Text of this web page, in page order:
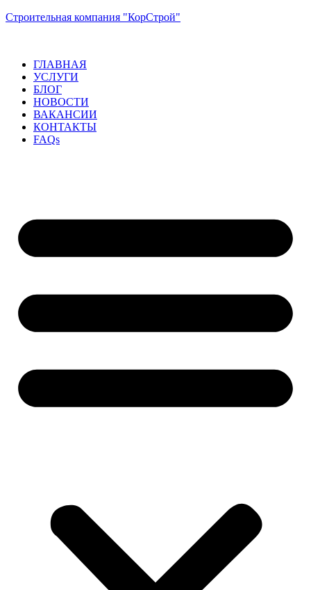
Строительная компания "КорСтрой"
ГЛАВНАЯ
УСЛУГИ
БЛОГ
НОВОСТИ
ВАКАНСИИ
КОНТАКТЫ
FAQs